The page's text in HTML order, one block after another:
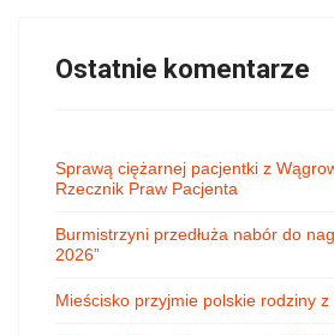
Ostatnie komentarze
Sprawą ciężarnej pacjentki z
Rzecznik Praw Pacjenta
Burmistrzyni przedłuża nabór do
2026”
Mieścisko przyjmie polskie rodziny z